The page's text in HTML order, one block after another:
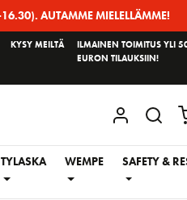
AUTAMME MIELELLÄMME!
KYSY MEILTÄ
ILMAINEN TOIMITUS YLI
EURON TILAUKSIIN!
TYLASKA WEMPE SAFETY &